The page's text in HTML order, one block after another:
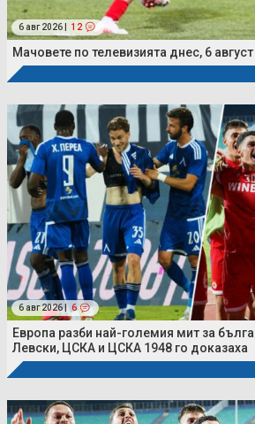
6 авг 2026 | 12
Мачовете по телевизията днес, 6 август
6 авг 2026 | 6
Европа разби най-големия мит за
Левски, ЦСКА и ЦСКА 1948 го доказаха